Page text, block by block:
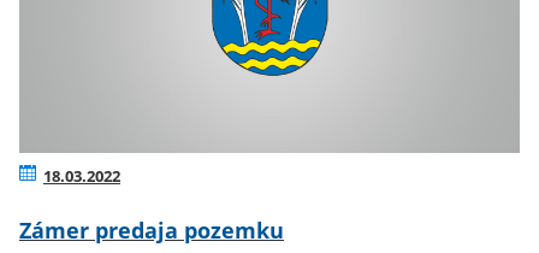
18.03.2022
Zámer predaja pozemku